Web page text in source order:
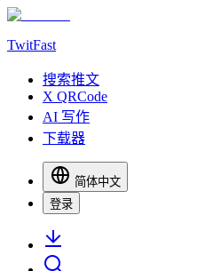
TwitFast
搜索推文
X QRCode
AI 写作
下载器
简体中文
登录